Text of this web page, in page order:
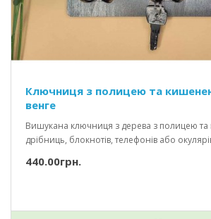
Ключниця з полицею та
венге
Вишукана ключниця з дерева з полицею
дрібниць, блокнотів, телефонів або
440.00грн.